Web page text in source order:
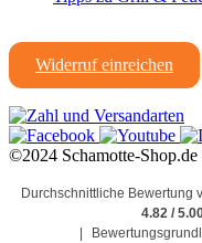
Widerruf einreichen
©2024 Schamotte-Shop.de
Durchschnittliche Bewertung
4.82 /
|